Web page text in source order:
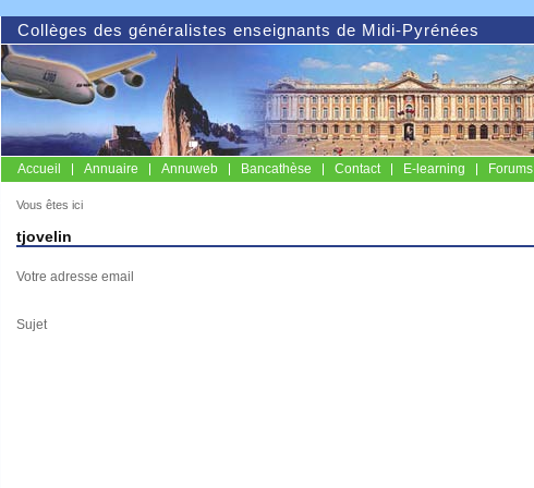
Collèges des généralistes enseignants de Midi-Pyrénées
Accueil Annuaire Annuweb Bancathèse Contact E-learning Forums
Vous êtes ici
tjovelin
Votre adresse email
Sujet